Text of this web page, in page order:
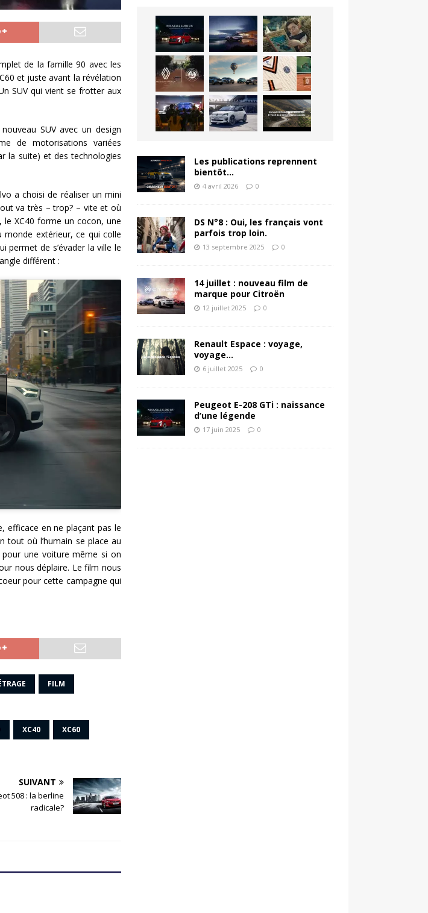
de la famille 90 avec les
et juste avant la révélation
SUV qui vient se frotter aux
SUV avec un design
de motorisations variées
la suite) et des technologies
a choisi de réaliser un mini
va très – trop? – vite et où
le XC40 forme un cocon, une
extérieur, ce qui colle
permet de s’évader la ville le
différent :
efficace en ne plaçant pas le
tout où l’humain se place au
pour une voiture même si on
nous déplaire. Le film nous
pour cette campagne qui
FILM
XC40 XC60
SUIVANT
508 : la berline
radicale?
Les publications reprennent
bientôt…
4 avril 2026 0
DS N°8 : Oui, les français vont
parfois trop loin.
13 septembre 2025 0
14 juillet : nouveau film de
marque pour Citroën
12 juillet 2025 0
Renault Espace : voyage,
voyage…
6 juillet 2025 0
Peugeot E-208 GTi : naissance
d’une légende
17 juin 2025 0